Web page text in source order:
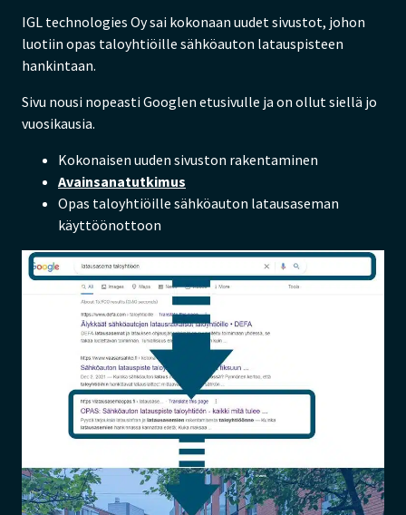
IGL technologies Oy sai kokonaan uudet sivustot, johon
luotiin opas taloyhtiöille sähköauton latauspisteen
hankintaan.
Sivu nousi nopeasti Googlen etusivulle ja on ollut siellä jo
vuosikausia.
Kokonaisen uuden sivuston rakentaminen
Avainsanatutkimus
Opas taloyhtiöille sähköauton latausaseman
käyttöönottoon